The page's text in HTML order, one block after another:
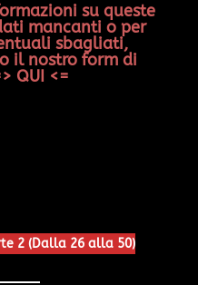
su queste
mancanti o per
sbagliati,
il nostro form di
QUI <=
2 (Dalla 26 alla 50)